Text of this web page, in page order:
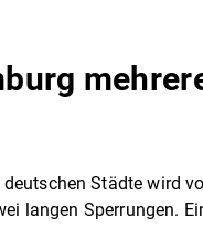
Städte wird
langen Sperrungen.